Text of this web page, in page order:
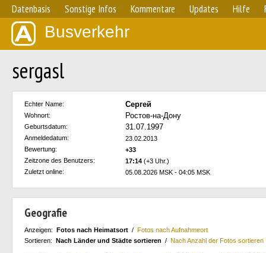
Datenbasis Sonstige Infos Kommentare Updates Hilfe
Busverkehr
sergasl
Echter Name: Сергей
Wohnort: Ростов-на-Дону
Geburtsdatum: 31.07.1997
Anmeldedatum:
23.02.2013
Bewertung:
+33
Zeitzone des Benutzers:
17:14 (+3 Uhr.)
Zuletzt online:
05.08.2026 MSK - 04:05 MSK
Geografie
Anzeigen: Fotos nach Heimatsort / Fotos nach Aufnahmeort
Sortieren: Nach Länder und Städte sortieren / Nach Anzahl der Fotos sortieren